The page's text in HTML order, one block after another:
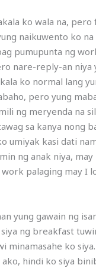
ko wala na,
naikuwento ko
pumupunta ng
nare-reply-an niya
ko normal lang
pero yung
ng meryenda na
sa kanya nong
umiyak kasi dati
ng anak niya, may
palaging may I
yung gawain ng
ng breakfast
minamasahe ko
hindi ko siya